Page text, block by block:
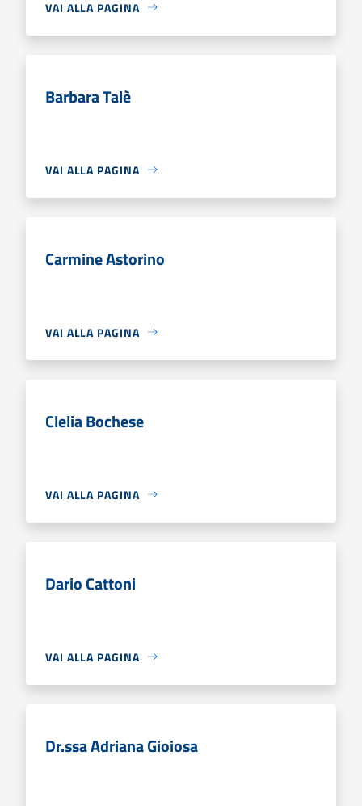
VAI ALLA PAGINA
Barbara Talè
VAI ALLA PAGINA
Carmine Astorino
VAI ALLA PAGINA
Clelia Bochese
VAI ALLA PAGINA
Dario Cattoni
VAI ALLA PAGINA
Dr.ssa Adriana Gioiosa